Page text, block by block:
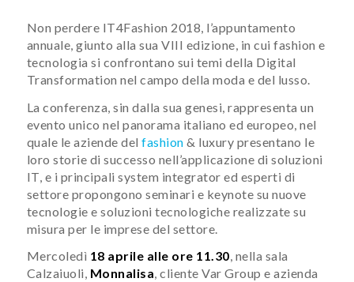
Non perdere IT4Fashion 2018, l’appuntamento
annuale, giunto alla sua VIII edizione, in cui fashion e
tecnologia si confrontano sui temi della Digital
Transformation nel campo della moda e del lusso.
La conferenza, sin dalla sua genesi, rappresenta un
evento unico nel panorama italiano ed europeo, nel
quale le aziende delfashion & luxury presentano le
loro storie di successo nell’applicazione di soluzioni
IT, e i principali system integrator ed esperti di
settore propongono seminari e keynote su nuove
tecnologie e soluzioni tecnologiche realizzate su
misura per le imprese del settore.
Mercoledì 18 aprile alle ore 11.30, nella sala
Calzaiuoli, Monnalisa, cliente Var Group e azienda